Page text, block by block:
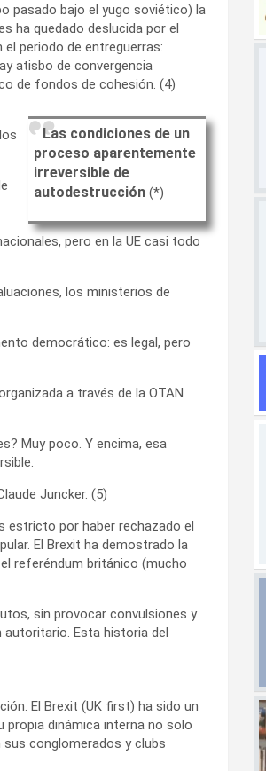
pasado bajo el yugo soviético) la
ha quedado deslucida por el
periodo de entreguerras:
atisbo de convergencia
de fondos de cohesión. (4)
Las condiciones de un
proceso aparentemente
irreversible de
autodestrucción (*)
pero en la UE casi todo
los ministerios de
democrático: es legal, pero
a través de la OTAN
Muy poco. Y encima, esa
Juncker. (5)
estricto por haber rechazado el
El Brexit ha demostrado la
referéndum británico (mucho
sin provocar convulsiones y
Esta historia del
El Brexit (UK first) ha sido un
propia dinámica interna no solo
conglomerados y clubs